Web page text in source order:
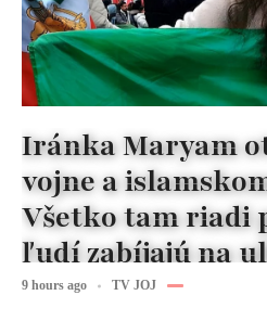
Iránka Maryam
vojne a
Všetko tam riadi
ľudí zabíjajú na
9 hours ago TV JOJ